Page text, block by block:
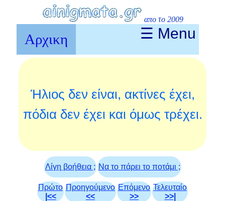
απο το 2009
Αρχικη ☰ Menu
Ήλιος δεν είναι, ακτίνες έχει,
πόδια δεν έχει και όμως τρέχει.
Λίγη βοήθεια ; Να το πάρει το ποτάμι ;
Πρώτο
|<<
Προηγούμενο
<<
Επόμενο
>>
Τελευταίο
>>|